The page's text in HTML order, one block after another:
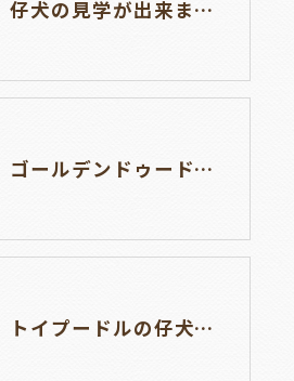
仔犬の見学が出来ます🐶岐阜県養老町のブリーダーワンダフルパピーです。
ゴールデンドゥードルの仔犬の見学が出来ます🐶🐶🐶岐阜県養老町のブリーダーワンダフルパピーです。
トイプードルの仔犬のお目目があいたよ👀🐶岐阜県養老町のブリーダーワンダフルパピーです。